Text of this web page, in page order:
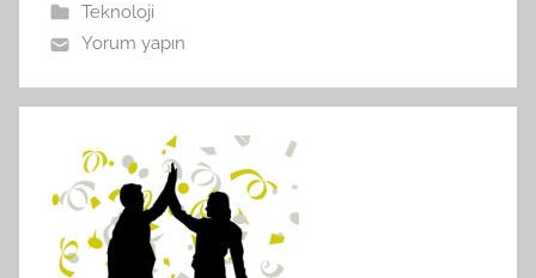
Teknoloji
Yorum yapın